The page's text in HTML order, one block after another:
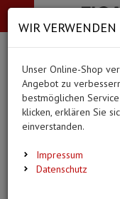
-->
Bekleidung
Medizinische Hilfsmittel
Pflege & Alltag
Alle Kategorien
PFLEGE & ALLTAG (66
Waschhandschuhe
Menü
WIR VERWENDEN
Unser Online-Shop
Angebot zu
bestmöglichen
klicken, erklären Sie
einverstanden.
Impressum
Datenschutz